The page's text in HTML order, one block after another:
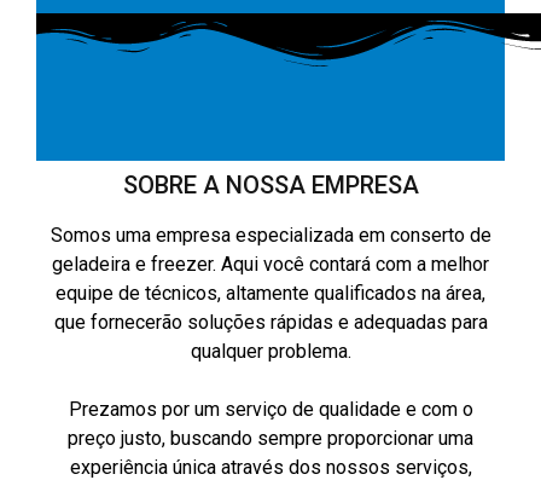
SOBRE A NOSSA EMPRESA
Somos uma empresa especializada em conserto de
geladeira e freezer. Aqui você contará com a melhor
equipe de técnicos, altamente qualificados na área,
que fornecerão soluções rápidas e adequadas para
qualquer problema.
Prezamos por um serviço de qualidade e com o
preço justo, buscando sempre proporcionar uma
experiência única através dos nossos serviços,